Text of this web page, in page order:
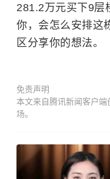
281.2万元买下9层
你，会怎么安排这
区分享你的想法。
免责声明
本文来自腾讯新闻客户
场。